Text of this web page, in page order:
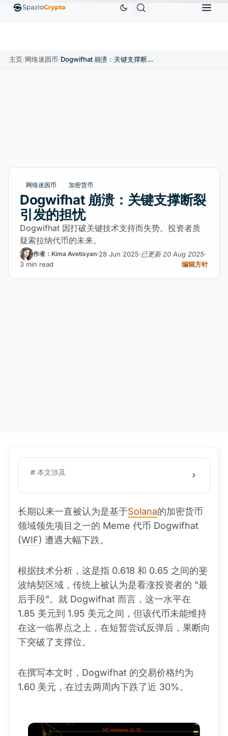
EthereumETHUS$1,880.58 TetherUSDT ↑0.00%
主页/网络迷因币/ Dogwifhat 崩溃：关键支撑断裂引发的担忧
网络迷因币 加密货币
Dogwifhat 崩溃：关键支撑断裂
引发的担忧
Dogwifhat 因打破关键技术支持而失势。投资者质
疑索拉纳代币的未来。
作者：Kima Avetisyan 28 Jun 2025 已更新 20 Aug 2025
3 min read
编辑方针
# 本文涉及
长期以来一直被认为是基于Solana的加密货币
领域领先项目之一的 Meme 代币 Dogwifhat
(WIF) 遭遇大幅下跌。
根据技术分析，这是指 0.618 和 0.65 之间的斐
波纳契区域，传统上被认为是看涨投资者的 "最
后手段"。就 Dogwifhat 而言，这一水平在
1.85 美元到 1.95 美元之间，但该代币未能维持
在这一临界点之上，在短暂尝试反弹后，果断向
下突破了支撑位。
在撰写本文时，Dogwifhat 的交易价格约为
1.60 美元，在过去两周内下跌了近 30%。